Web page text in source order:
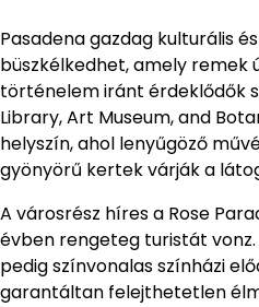
Pasadena gazdag kulturális
büszkélkedhet, amely remek
történelem iránt érdeklődők
Library, Art Museum, and
helyszín, ahol lenyűgöző
gyönyörű kertek várják a
A városrész híres a Rose
évben rengeteg turistát vonz.
pedig színvonalas színházi
garantáltan felejthetetlen